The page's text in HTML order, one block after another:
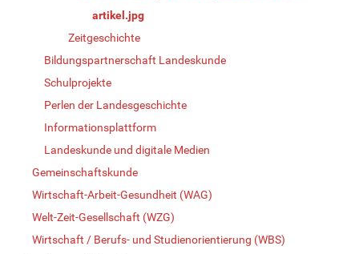
artikel.jpg
Zeitgeschichte
Bildungspartnerschaft Landeskunde
Schulprojekte
Perlen der Landesgeschichte
Informationsplattform
Landeskunde und digitale Medien
Gemeinschaftskunde
Wirtschaft-Arbeit-Gesundheit (WAG)
Welt-Zeit-Gesellschaft (WZG)
Wirtschaft / Berufs- und Studienorientierung (WBS)